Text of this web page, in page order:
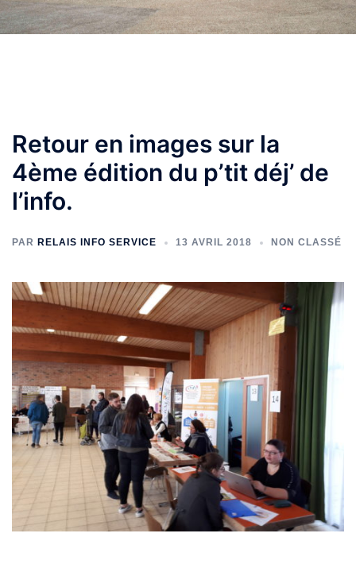
Retour en images sur la
4ème édition du p’tit déj’ de
l’info.
PAR RELAIS INFO SERVICE 13 AVRIL 2018 NON CLASSÉ